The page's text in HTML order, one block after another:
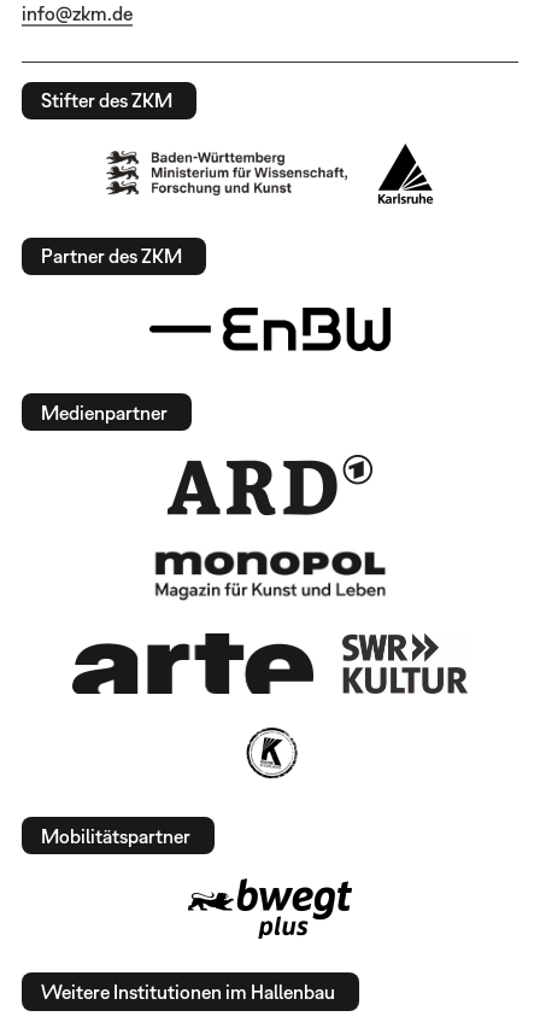
info@zkm.de
Stifter des ZKM
Partner des ZKM
Medienpartner
Mobilitätspartner
Weitere Institutionen im Hallenbau